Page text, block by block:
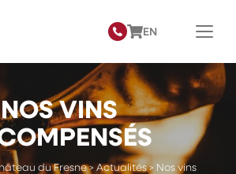
EN
NOS VINS
du Fresne>Actualités> Nos vins